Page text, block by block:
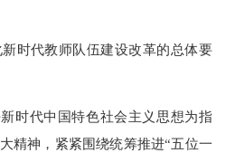
代教师队伍建设改革的总体要
代中国特色社会主义思想为指
精神，紧紧围绕统筹推进“五位一